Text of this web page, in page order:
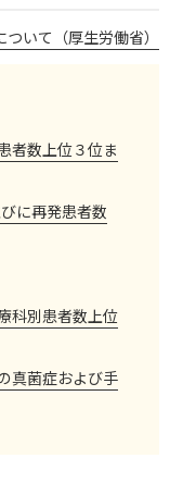
いて（厚生労働省）
者数上位３位ま
に再発患者数
科別患者数上位
真菌症および手